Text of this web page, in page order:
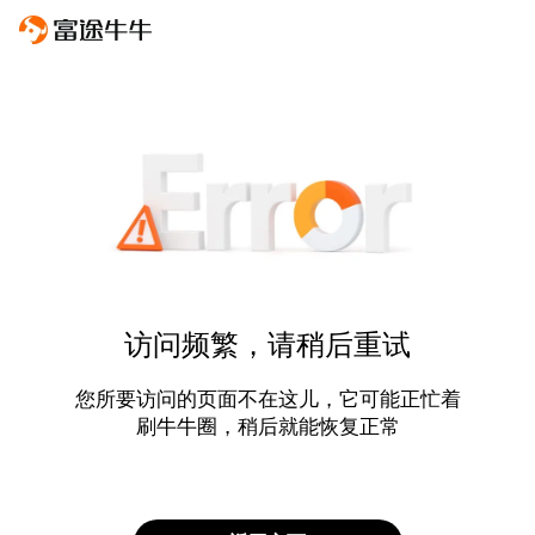
访问频繁，请稍后重试
您所要访问的页面不在这儿，它可能正忙着
刷牛牛圈，稍后就能恢复正常